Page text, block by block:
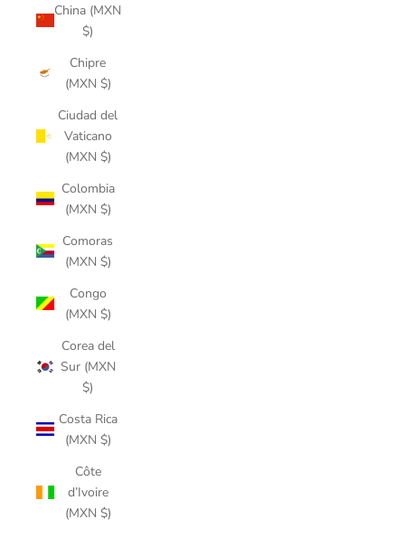
China (MXN
$)
Chipre
(MXN $)
Ciudad del
Vaticano
(MXN $)
Colombia
(MXN $)
Comoras
(MXN $)
Congo
(MXN $)
Corea del
Sur (MXN
$)
Costa Rica
(MXN $)
Côte
d’Ivoire
(MXN $)